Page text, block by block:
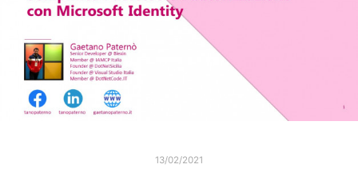
13/02/2021